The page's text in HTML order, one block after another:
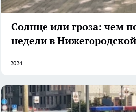
Солнце или гроза: чем
недели в
2024